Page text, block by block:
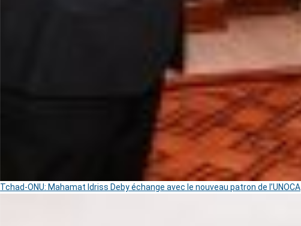
Tchad-ONU: Mahamat Idriss Deby échange avec le nouveau patron de l’UNOCA